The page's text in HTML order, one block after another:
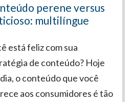
perene versus
multilíngue
está feliz com sua
de conteúdo? Hoje
o conteúdo que você
aos consumidores é tão